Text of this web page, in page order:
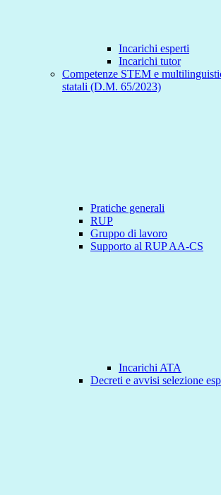
Incarichi esperti
Incarichi tutor
Competenze STEM e
statali (D.M. 65/2023)
Pratiche generali
RUP
Gruppo di lavoro
Supporto al RUP AA-CS
Incarichi ATA
Decreti e avvisi selezione